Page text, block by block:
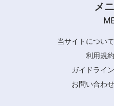
メ
当サイトについて
利用規約
ガイドライン
お問い合わせ